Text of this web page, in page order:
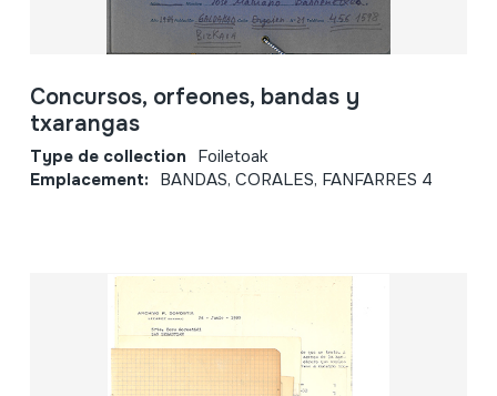
Concursos, orfeones, bandas y
txarangas
Type de collection Foiletoak
Emplacement: BANDAS, CORALES, FANFARRES 4